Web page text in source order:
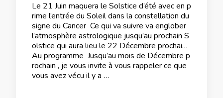
Le 21 Juin maquera le Solstice d’été avec en p
rime l’entrée du Soleil dans la constellation du
signe du Cancer Ce qui va suivre va englober
l’atmosphère astrologique jusqu’au prochain S
olstice qui aura lieu le 22 Décembre prochain
Au programme Jusqu’au mois de Décembre p
rochain , je vous invite à vous rappeler ce que
vous avez vécu il y a …